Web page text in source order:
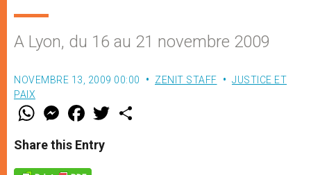
A Lyon, du 16 au 21 novembre 2009
NOVEMBRE 13, 2009 00:00 ZENIT STAFF
JUSTICE ET
PAIX
W
t
s
M
e
s
e
F
a
e
b
w
Share this Entry